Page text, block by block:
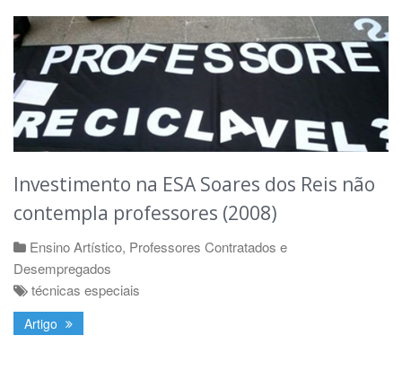
Investimento na ESA Soares dos Reis não
contempla professores (2008)
Ensino Artístico, Professores Contratados e
Desempregados
técnicas especiais
Artigo